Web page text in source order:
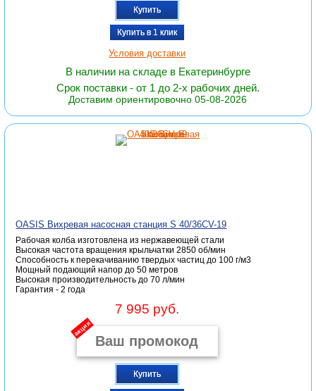
Купить
Купить в 1 клик
Условия доставки
В наличии на складе в Екатеринбурге
Срок поставки - от 1 до 2-х рабочих дней.
Доставим ориентировочно 05-08-2026
OASIS Вихревая насосная станция S 40/36СV-19
Рабочая колба изготовлена из нержавеющей стали
Высокая частота вращения крыльчатки 2850 об/мин
Способность к перекачиванию твердых частиц до 100 г/м3
Мощный подающий напор до 50 метров
Высокая производительность до 70 л/мин
Гарантия - 2 года
7 995 руб.
акция
Купить